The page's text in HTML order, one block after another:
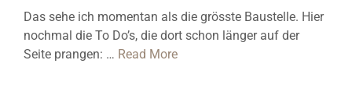
Das sehe ich momentan als die grösste Baustelle. Hier
nochmal die To Do’s, die dort schon länger auf der
Seite prangen: … Read More